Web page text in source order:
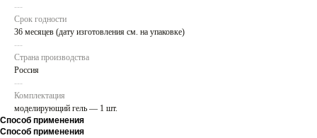
---
Срок годности
36 месяцев (дату изготовления см. на упаковке)
---
Страна производства
Россия
---
Комплектация
моделирующий гель — 1 шт.
Способ применения
Способ применения
+7 909 423-98-04
zanonezakaz@yandex.ru